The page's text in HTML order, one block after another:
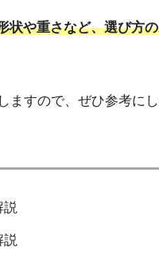
状や重さなど、選び方
すので、ぜひ参考にし
説
説